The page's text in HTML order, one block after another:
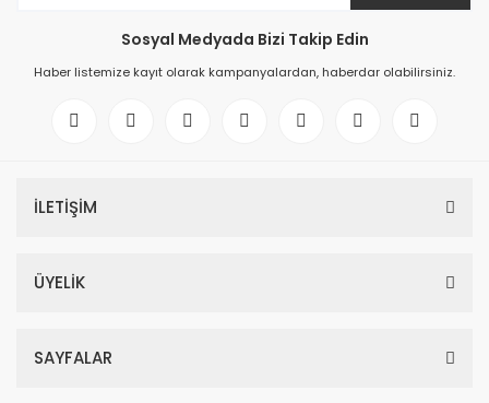
Sosyal Medyada Bizi Takip Edin
Haber listemize kayıt olarak kampanyalardan, haberdar olabilirsiniz.
İLETİŞİM
ÜYELİK
SAYFALAR